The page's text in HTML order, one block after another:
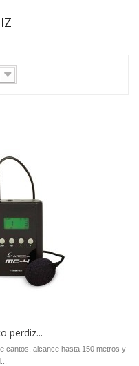
perdiz...
cantos, alcance hasta 150 metros y